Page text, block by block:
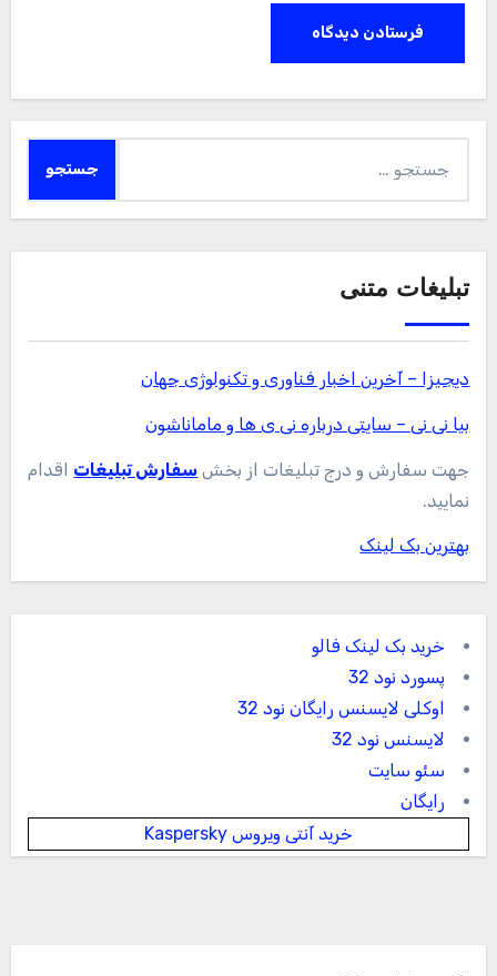
برای:
تبلیغات متنی
دیجیزا – آخرین اخبار فناوری و تکنولوژی جهان
بیا نی نی – سایتی درباره نی ی ها و ماماناشون
جهت سفارش و درج تبلیغات از بخش سفارش تبلیغات اقدام
نمایید.
بهترین بک لینک
خرید بک لینک فالو
پسورد نود 32
اوکلی لایسنس رایگان نود 32
لایسنس نود 32
سئو سایت
رایگان
خرید آنتی ویروس Kaspersky